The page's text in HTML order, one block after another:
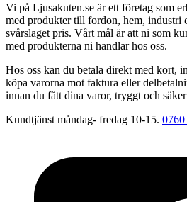
Vi på Ljusakuten.se är ett företag som
med produkter till fordon, hem, industri
svårslaget pris. Vårt mål är att ni som
med produkterna ni handlar hos oss.
Hos oss kan du betala direkt med kort,
köpa varorna mot faktura eller
innan du fått dina varor, tryggt och
Kundtjänst måndag- fredag 10-15.